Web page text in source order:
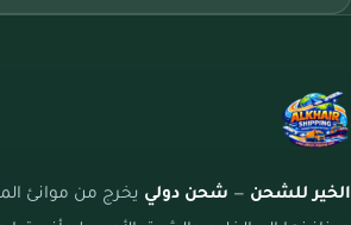
الخير للشحن — شحن دولي يخرج من موانئ